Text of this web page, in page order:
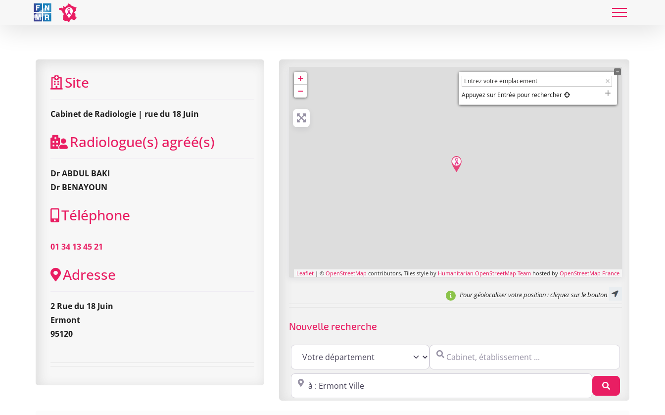
Site
Cabinet de Radiologie | rue du 18 Juin
Radiologue(s) agréé(s)
Dr ABDUL BAKI
Dr BENAYOUN
Téléphone
01 34 13 45 21
Adresse
2 Rue du 18 Juin
Ermont
95120
+
−
Appuyez sur Entrée pour rechercher
Leaflet | © OpenStreetMap contributors, Tiles style by Humanitarian OpenStreetMap Team hosted by OpenStreetMap France
Pour géolocaliser votre position: cliquez sur le bouton
Nouvelle recherche
Cabinet, établissement ...
Proche de : ville, cp, lieu ... Recherche